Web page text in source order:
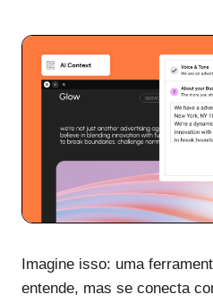
Imagine isso: uma
entende, mas se conecta